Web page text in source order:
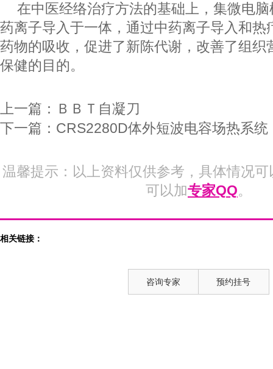
在中医经络治疗方法的基础上，集微电
药离子导入于一体，通过中药离子导入和热
药物的吸收，促进了新陈代谢，改善了组织
保健的目的。
上一篇： ＢＢＴ自凝刀
下一篇： CRS2280D体外短波电容场热系统
温馨提示：以上资料仅供参考，具体情况可
可以加专家QQ。
相关链接：
咨询专家 预约挂号